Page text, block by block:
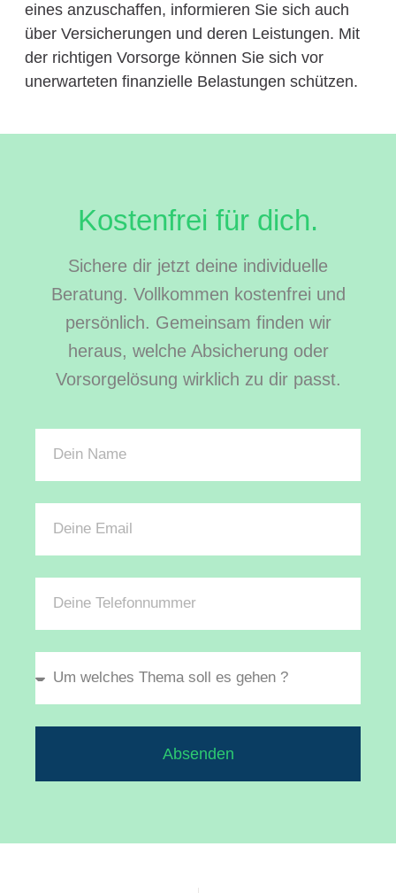
eines anzuschaffen, informieren Sie sich auch
über Versicherungen und deren Leistungen. Mit
der richtigen Vorsorge können Sie sich vor
unerwarteten finanzielle Belastungen schützen.
Kostenfrei für dich.
Sichere dir jetzt deine individuelle
Beratung. Vollkommen kostenfrei und
persönlich. Gemeinsam finden wir
heraus, welche Absicherung oder
Vorsorgelösung wirklich zu dir passt.
Absenden